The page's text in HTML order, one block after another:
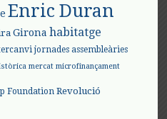
Enric Duran
Girona habitatge
jornades assembleàries
mercat microfinançament
Foundation Revolució